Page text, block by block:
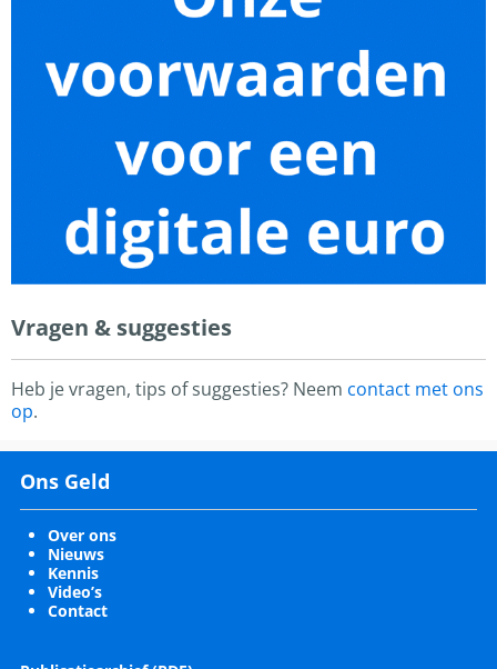
Vragen & suggesties
Heb je vragen, tips of suggesties? Neem contact met ons
op.
Ons Geld
Over ons
Nieuws
Kennis
Video’s
Contact